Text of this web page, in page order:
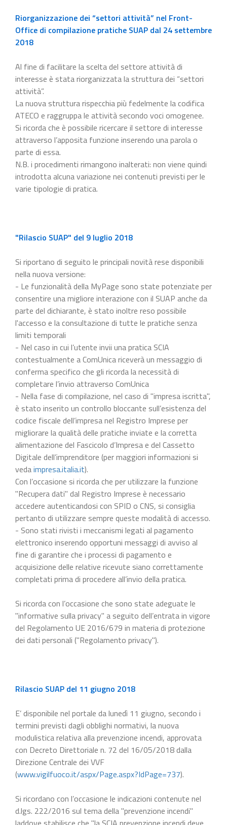
Riorganizzazione dei “settori attività” nel Front-
Office di compilazione pratiche SUAP dal 24 settembre
2018
Al fine di facilitare la scelta del settore attività di
interesse è stata riorganizzata la struttura dei “settori
attività”.
La nuova struttura rispecchia più fedelmente la codifica
ATECO e raggruppa le attività secondo voci omogenee.
Si ricorda che è possibile ricercare il settore di interesse
attraverso l’apposita funzione inserendo una parola o
parte di essa.
N.B. i procedimenti rimangono inalterati: non viene quindi
introdotta alcuna variazione nei contenuti previsti per le
varie tipologie di pratica.
"Rilascio SUAP" del 9 luglio 2018
Si riportano di seguito le principali novità rese disponibili
nella nuova versione:
- Le funzionalità della MyPage sono state potenziate per
consentire una migliore interazione con il SUAP anche da
parte del dichiarante, è stato inoltre reso possibile
l'accesso e la consultazione di tutte le pratiche senza
limiti temporali
- Nel caso in cui l’utente invii una pratica SCIA
contestualmente a ComUnica riceverà un messaggio di
conferma specifico che gli ricorda la necessità di
completare l’invio attraverso ComUnica
- Nella fase di compilazione, nel caso di "impresa iscritta",
è stato inserito un controllo bloccante sull’esistenza del
codice fiscale dell’impresa nel Registro Imprese per
migliorare la qualità delle pratiche inviate e la corretta
alimentazione del Fascicolo d’Impresa e del Cassetto
Digitale dell’imprenditore (per maggiori informazioni si
vedaimpresa.italia.it).
Con l’occasione si ricorda che per utilizzare la funzione
"Recupera dati" dal Registro Imprese è necessario
accedere autenticandosi con SPID o CNS, si consiglia
pertanto di utilizzare sempre queste modalità di accesso.
- Sono stati rivisti i meccanismi legati al pagamento
elettronico inserendo opportuni messaggi di avviso al
fine di garantire che i processi di pagamento e
acquisizione delle relative ricevute siano correttamente
completati prima di procedere all’invio della pratica.
Si ricorda con l’occasione che sono state adeguate le
"informative sulla privacy" a seguito dell’entrata in vigore
del Regolamento UE 2016/679 in materia di protezione
dei dati personali ("Regolamento privacy").
Rilascio SUAP del 11 giugno 2018
E’ disponibile nel portale da lunedì 11 giugno, secondo i
termini previsti dagli obblighi normativi, la nuova
modulistica relativa alla prevenzione incendi, approvata
con Decreto Direttoriale n. 72 del 16/05/2018 dalla
Direzione Centrale dei VVF
(www.vigilfuoco.it/aspx/Page.aspx?IdPage=737).
Si ricordano con l’occasione le indicazioni contenute nel
d.lgs. 222/2016 sul tema della "prevenzione incendi"